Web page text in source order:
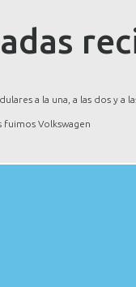
a la una, a las dos y a
fuimos Volkswagen